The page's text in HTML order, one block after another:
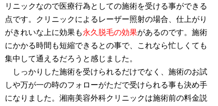
リニックなので医療行為としての施術を受ける事ができる
点です。クリニックによるレーザー照射の場合、仕上がり
がきれいな上に効果も永久脱毛の効果があるのです。施術
にかかる時間も短縮できるとの事で、これなら忙しくても
集中して通えるだろうと感じました。
しっかりした施術を受けられるだけでなく、施術のお試
しや万が一の時のフォローがただで受けられる事も決め手
になりました。湘南美容外科クリニックは施術前の料金説